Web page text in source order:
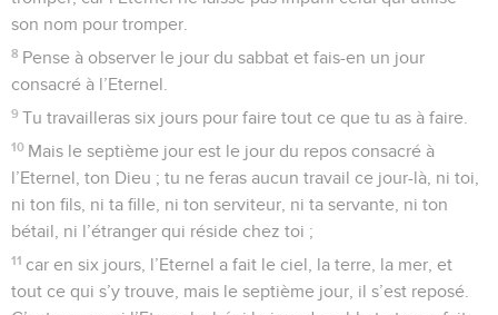
son nom pour tromper.
8 Pense à observer le jour du sabbat et fais-en un jour
consacré à l’Eternel.
9 Tu travailleras six jours pour faire tout ce que tu as à faire.
10 Mais le septième jour est le jour du repos consacré à
l’Eternel, ton Dieu ; tu ne feras aucun travail ce jour-là, ni toi,
ni ton fils, ni ta fille, ni ton serviteur, ni ta servante, ni ton
bétail, ni l’étranger qui réside chez toi ;
11 car en six jours, l’Eternel a fait le ciel, la terre, la mer, et
tout ce qui s’y trouve, mais le septième jour, il s’est reposé.